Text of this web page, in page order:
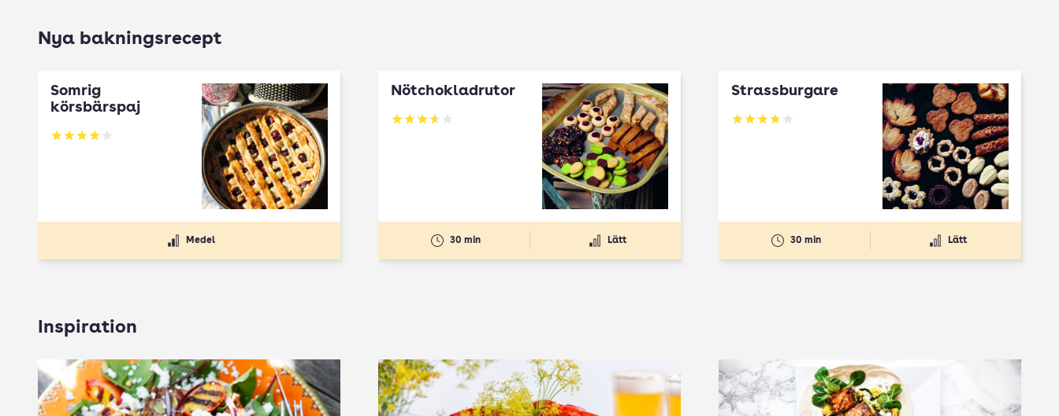
Nya bakningsrecept
Somrig
körsbärspaj
Betyg: 4 av 5
Medel
Nötchokladrutor
Betyg: 3.65 av 5
30 min Lätt
Strassburgare
Betyg: 3.78 av 5
30 min Lätt
Inspiration